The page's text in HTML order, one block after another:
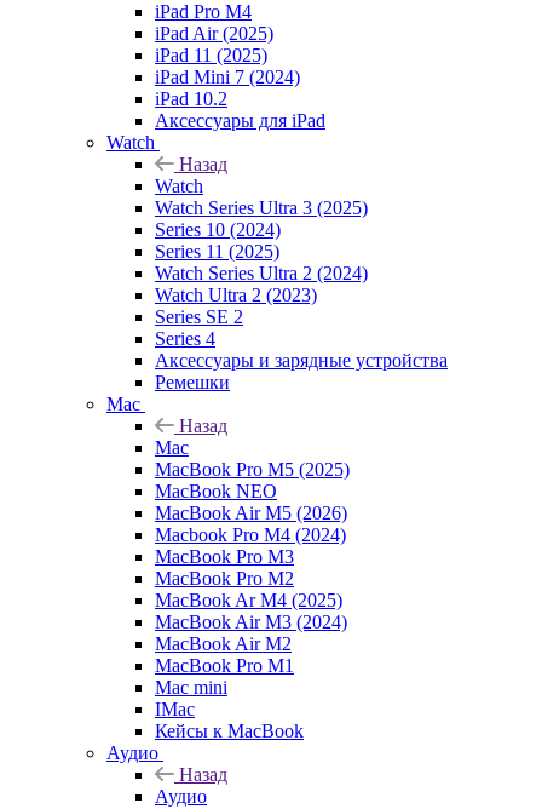
iPad Pro M4
iPad Air (2025)
iPad 11 (2025)
iPad Mini 7 (2024)
iPad 10.2
Аксессуары для iPad
Watch
Назад
Watch
Watch Series Ultra 3 (2025)
Series 10 (2024)
Series 11 (2025)
Watch Series Ultra 2 (2024)
Watch Ultra 2 (2023)
Series SE 2
Series 4
Аксессуары и зарядные устройства
Ремешки
Mac
Назад
Mac
MacBook Pro M5 (2025)
MacBook NEO
MacBook Air M5 (2026)
Macbook Pro M4 (2024)
MacBook Pro M3
MacBook Pro M2
MacBook Ar M4 (2025)
MacBook Air M3 (2024)
MacBook Air M2
MacBook Pro M1
Mac mini
IMac
Кейсы к MacBook
Аудио
Назад
Аудио